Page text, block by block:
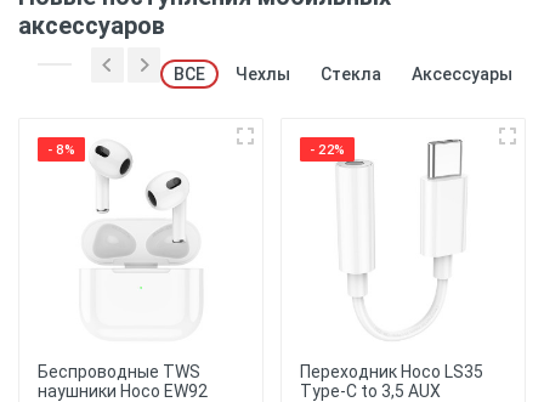
аксессуаров
ВСЕ Чехлы Стекла Аксессуары
- 8%
Беспроводные TWS
наушники Hoco EW92
- 22%
Переходник Hoco LS35
Type-C to 3,5 AUX